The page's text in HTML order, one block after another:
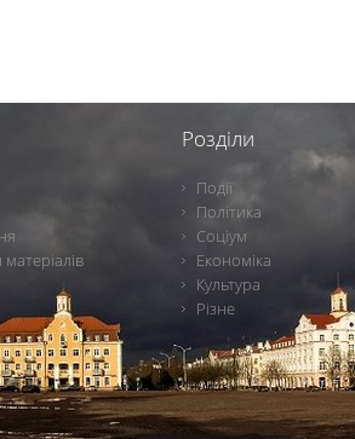
Розділи
Події
Політика
Соціум
Економіка
Культура
Різне